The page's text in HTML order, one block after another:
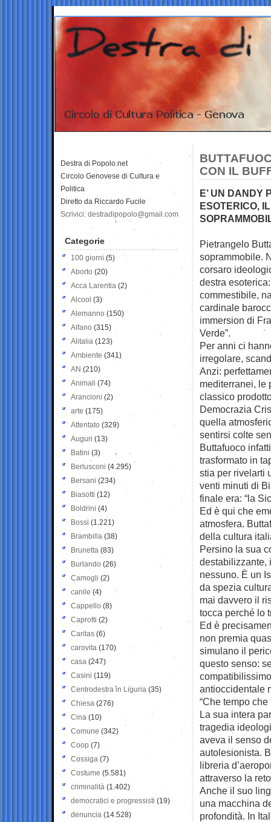
CON IL
E’ UN DANDY
ESOTERICO,
Pietrangelo
soprammobile.
corsaro
destra
commestibile,
cardinale
immersion di
Verde”.
Per anni ci
irregolare,
Anzi:
mediterranei, le
classico
Democrazia
quella
sentirsi colte
Buttafuoco
trasformato in
stia per rivelarti
venti minuti di
finale era: “la
Ed è qui che
atmosfera.
della cultura
Persino la sua
destabilizzante,
nessuno. È un
da spezia
mai davvero il
tocca perché lo
Ed è
non premia
simulano il
questo senso:
antioccidentale
“Che tempo che
La sua intera
tragedia
aveva il senso
autolesionista.
libreria
attraverso la
Anche il suo
una macchina
profondità. In
Destra di Popolo.net
Circolo Genovese di Cultura e
Politica
Diretto da Riccardo Fucile
Scrivici: destradipopolo@gmail.com
Categorie
100 giorni (5)
Aborto (20)
Acca Larentia (2)
Alcool (3)
Alemanno (150)
Alfano (315)
Alitalia (123)
Ambiente (341)
AN (210)
Animali (74)
Arancioni (2)
arte (175)
Attentato (329)
Auguri (13)
Batini (3)
Berlusconi (4.295)
Bersani (234)
Biasotti (12)
Boldrini (4)
Bossi (1.221)
Brambilla (38)
Brunetta (83)
Burlando (26)
Camogli (2)
canile (4)
Cappello (8)
Caprotti (2)
Caritas (6)
carovita (170)
casa (247)
Casini (119)
Centrodestra in Liguria (35)
Chiesa (276)
Cina (10)
Comune (342)
Coop (7)
Cossiga (7)
Costume (5.581)
criminalità (1.402)
democratici e progressisti (19)
denuncia (14.528)